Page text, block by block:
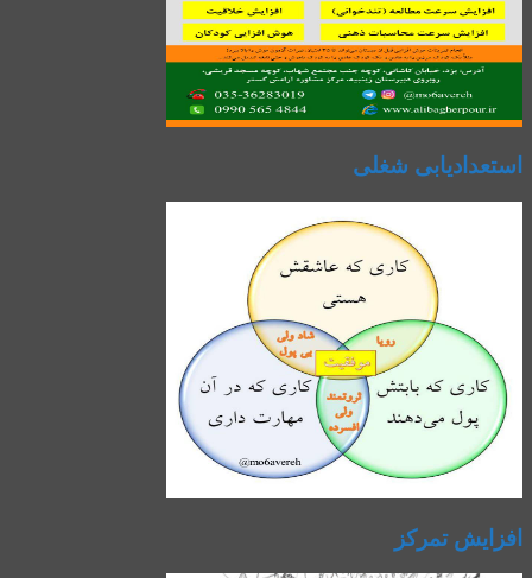
استعدادیابی شغلی
افزایش تمرکز